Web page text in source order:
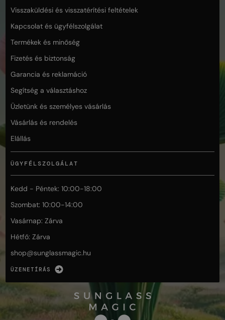
Visszaküldési és visszatérítési feltételek
Kapcsolat és ügyfélszolgálat
Termékek és minőség
Fizetés és biztonság
Garancia és reklamáció
Segítség a választáshoz
Üzletünk és személyes vásárlás
Vásárlás és rendelés
Elállás
ÜGYFÉLSZOLGÁLAT
Kedd - Péntek: 10:00-18:00
Szombat: 10:00-14:00
Vasárnap: Zárva
Hétfő: Zárva
shop@sunglassmagic.hu
ÜZENETÍRÁS